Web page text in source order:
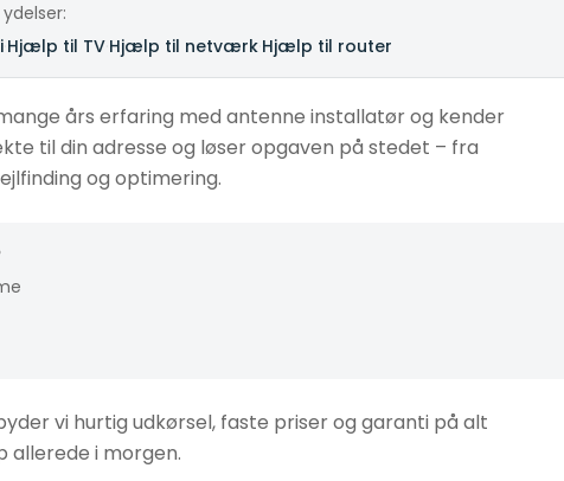
Hjælp til TV Hjælp til netværk Hjælp til router
års erfaring med antenne installatør og kender
til din adresse og løser opgaven på stedet – fra
og optimering.
vi hurtig udkørsel, faste priser og garanti på alt
allerede i morgen.